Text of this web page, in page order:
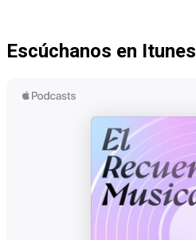
Escúchanos en Itunes